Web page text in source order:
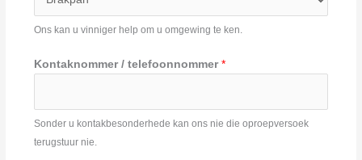
Ons kan u vinniger help om u omgewing te ken.
Kontaknommer / telefoonnommer*
Sonder u kontakbesonderhede kan ons nie die oproepversoek
terugstuur nie.